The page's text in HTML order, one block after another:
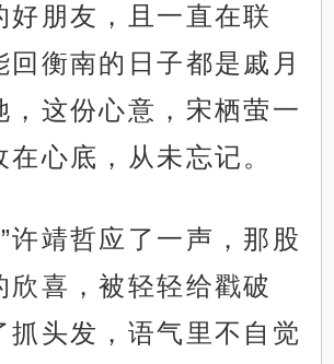
好朋友，且一直在联
回衡南的日子都是戚月
，这份心意，宋栖萤一
心底，从未忘记。
靖哲应了一声，那股
欣喜，被轻轻给戳破
抓头发，语气里不自觉